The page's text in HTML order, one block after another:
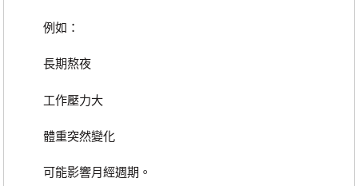
例如：
長期熬夜
工作壓力大
體重突然變化
可能影響月經週期。